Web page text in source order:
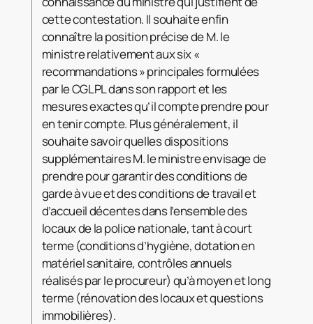
cette contestation. Il souhaite enfin
connaître la position précise de M. le
ministre relativement aux six «
recommandations » principales formulées
par le CGLPL dans son rapport et les
mesures exactes qu’il compte prendre pour
en tenir compte. Plus généralement, il
souhaite savoir quelles dispositions
supplémentaires M. le ministre envisage de
prendre pour garantir des conditions de
garde à vue et des conditions de travail et
d’accueil décentes dans l’ensemble des
locaux de la police nationale, tant à court
terme (conditions d’hygiène, dotation en
matériel sanitaire, contrôles annuels
réalisés par le procureur) qu’à moyen et long
terme (rénovation des locaux et questions
immobilières).